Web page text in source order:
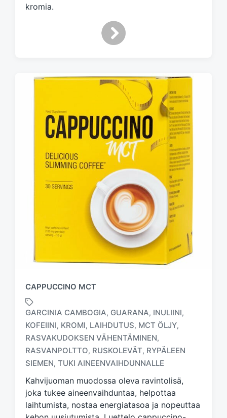
h
kromia.
CAPPUCCINO MCT
T
a
g
e
d
w
i
GARCINIA CAMBOGIA, GUARANA, INULIINI,
KOFEIINI, KROMI, LAIHDUTUS, MCT ÖLJY,
RASVAKUDOKSEN VÄHENTÄMINEN,
RASVANPOLTTO, RUSKOLEVÄT, RYPÄLEEN
SIEMEN, TUKI AINEENVAIHDUNNALLE
Kahvijuoman muodossa oleva ravintolisä,
joka tukee aineenvaihduntaa, helpottaa
laihtumista, nostaa energiatasoa ja nopeuttaa